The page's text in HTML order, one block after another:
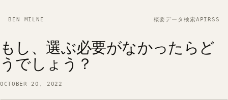
BEN MILNE 概要データ 検索APIRSS
もし、選ぶ必要がなかったらど
うでしょう？
OCTOBER 20, 2022